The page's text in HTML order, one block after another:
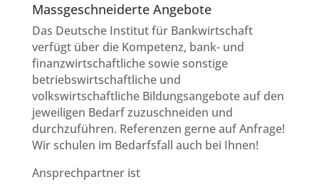
Massgeschneiderte Angebote
Das Deutsche Institut für Bankwirtschaft
verfügt über die Kompetenz, bank-und
finanzwirtschaftliche sowie sonstige
betriebswirtschaftliche und
volkswirtschaftliche Bildungsangebote auf den
jeweiligen Bedarf zuzuschneiden und
durchzuführen. Referenzen gerne auf Anfrage!
Wir schulen im Bedarfsfall auch bei Ihnen!
Ansprechpartner ist